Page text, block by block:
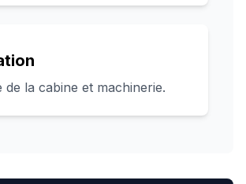
de la cabine et machinerie.